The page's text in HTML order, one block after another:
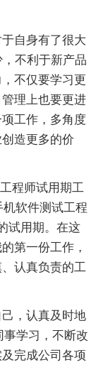
自身有了很大
不利于新产品
不仅要学习更
理上也要更进
工作，多角度
造更多的价
软件测试工程
试用期。在这
第一份工作，
认真负责的工
，认真及时地
学习，不断改
完成公司各项
师试用期工